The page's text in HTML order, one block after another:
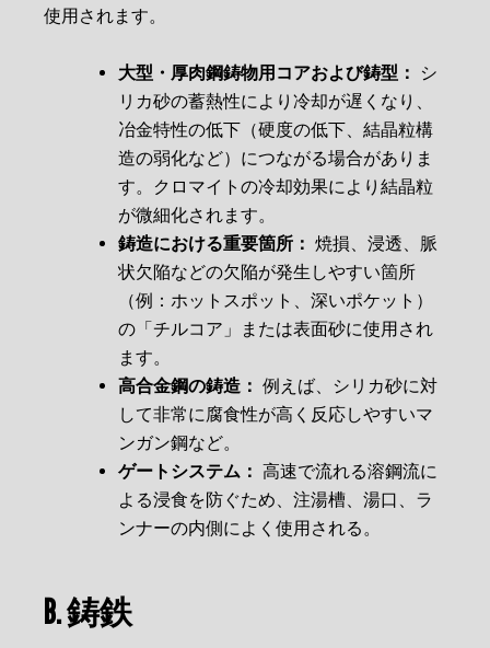
使用されます。
大型・厚肉鋼鋳物用コアおよび鋳型：
シ
リカ砂の蓄熱性により冷却が遅くなり、
冶金特性の低下（硬度の低下、結晶粒構
造の弱化など）につながる場合がありま
す。クロマイトの冷却効果により結晶粒
が微細化されます。
鋳造における重要箇所： 焼損、浸透、脈
状欠陥などの欠陥が発生しやすい箇所
（例：ホットスポット、深いポケット）
の「チルコア」または表面砂に使用され
ます。
高合金鋼の鋳造： 例えば、シリカ砂に対
して非常に腐食性が高く反応しやすいマ
ンガン鋼など。
ゲートシステム： 高速で流れる溶鋼流に
よる浸食を防ぐため、注湯槽、湯口、ラ
ンナーの内側によく使用される。
B. 鋳鉄